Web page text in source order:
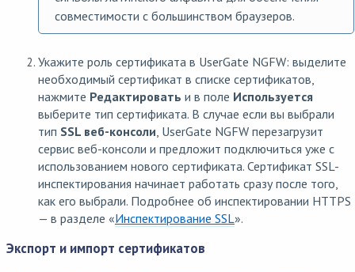
совместимости с большинством браузеров.
Укажите роль сертификата в UserGate NGFW: выделите
необходимый сертификат в списке сертификатов,
нажмите Редактировать и в поле Используется
выберите тип сертификата. В случае если вы выбрали
тип SSL веб-консоли, UserGate NGFW перезагрузит
сервис веб-консоли и предложит подключиться уже с
использованием нового сертификата. Сертификат SSL-
инспектирования начинает работать сразу после того,
как его выбрали. Подробнее об инспектировании HTTPS
— в разделе «Инспектирование SSL».
Экспорт и импорт сертификатов